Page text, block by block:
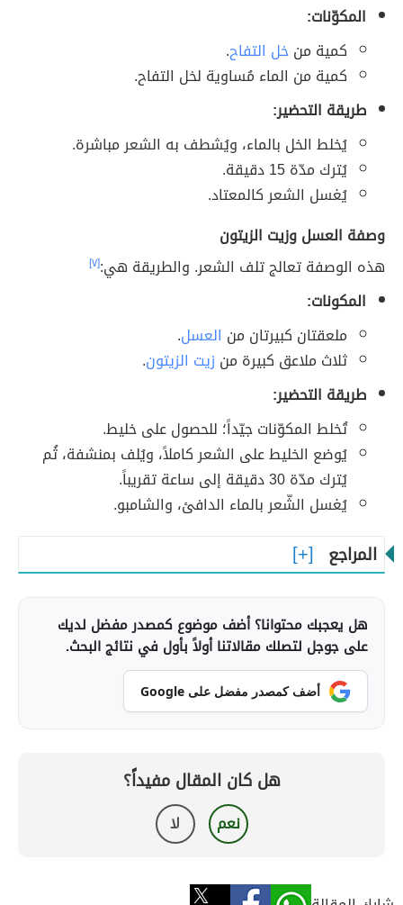
المكوّنات:
كمية منخل التفاح.
كمية من الماء مُساوية لخل التفاح.
طريقة التحضير:
يُخلط الخل بالماء، ويُشطف به الشعر مباشرة.
يُترك مدّة 15 دقيقة.
يُغسل الشعر كالمعتاد.
وصفة العسل وزيت الزيتون
هذه الوصفة تعالج تلف الشعر. والطريقة هي:[٧]
المكونات:
ملعقتان كبيرتان من العسل.
ثلاث ملاعق كبيرة من زيت الزيتون.
طريقة التحضير:
تُخلط المكوّنات جيّداً؛ للحصول على خليط.
يُوضع الخليط على الشعر كاملاً، ويُلف بمنشفة، ثُم
يُترك مدّة 30 دقيقة إلى ساعة تقريباً.
يُغسل الشّعر بالماء الدافئ، والشامبو.
المراجع
هل يعجبك محتوانا؟ أضف موضوع كمصدر مفضل لديك
على جوجل لتصلك مقالاتنا أولاً بأول في نتائج البحث.
أضف كمصدر مفضل على Google
هل كان المقال مفيداً؟
نعم لا